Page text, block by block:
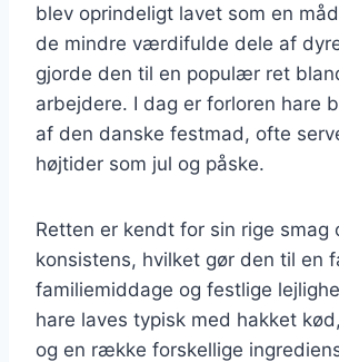
blev oprindeligt lavet som en
de mindre værdifulde dele af
gjorde den til en populær ret
arbejdere. I dag er forloren hare
af den danske festmad, ofte
højtider som jul og påske.
Retten er kendt for sin rige smag
konsistens, hvilket gør den til en
familiemiddage og festlige
hare laves typisk med hakket
og en række forskellige